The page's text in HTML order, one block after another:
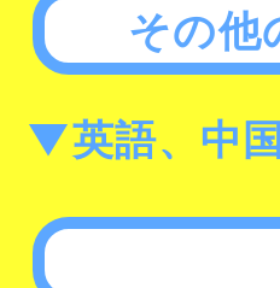
その他
▼英語、中